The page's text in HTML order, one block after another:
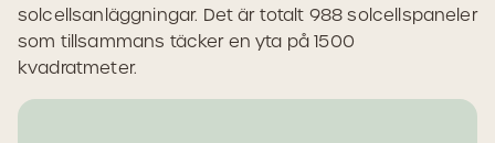
solcellsanläggningar. Det är totalt 988 solcellspaneler
som tillsammans täcker en yta på 1500
kvadratmeter.